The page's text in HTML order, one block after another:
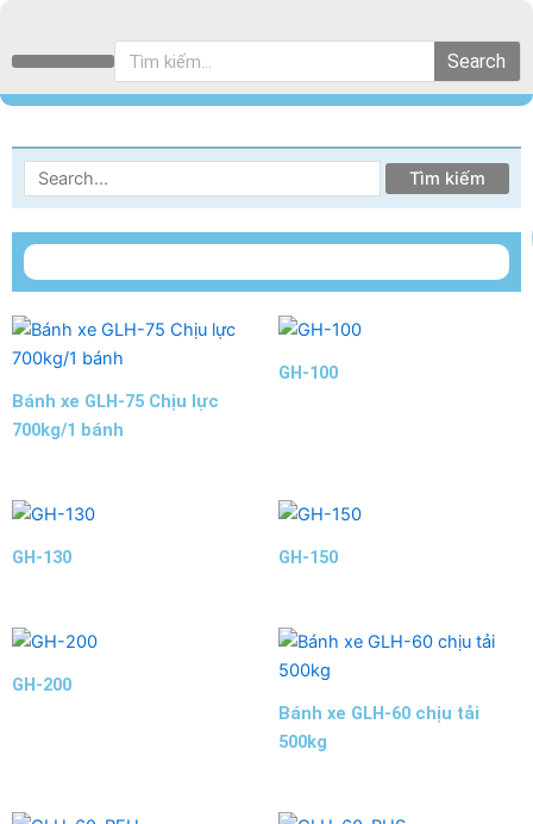
nội
dung
Tìm
kiếm
Search
Tìm
kiếm:
Bánh xe GLH-75 Chịu lực
700kg/1 bánh
GH-100
GH-130 GH-150
GH-200
Bánh xe GLH-60 chịu tải
500kg